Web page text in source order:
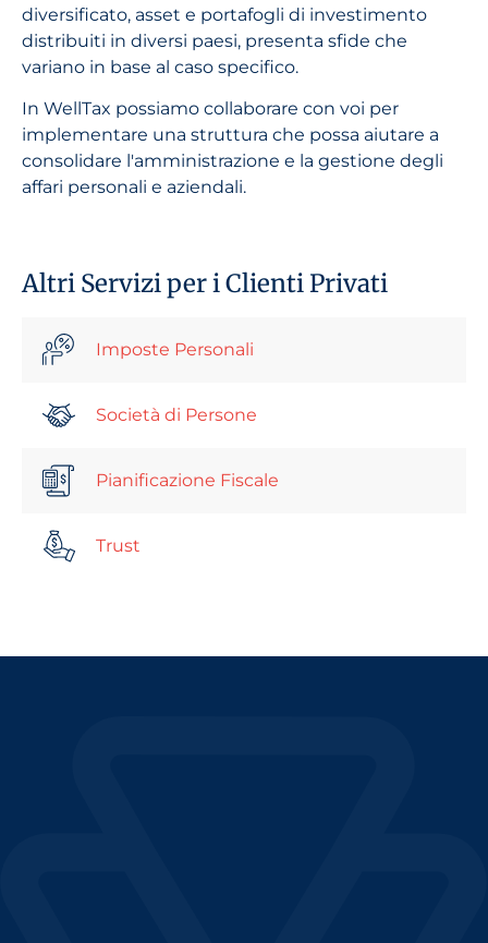
diversificato, asset e portafogli di investimento
distribuiti in diversi paesi, presenta sfide che
variano in base al caso specifico.
In WellTax possiamo collaborare con voi per
implementare una struttura che possa aiutare a
consolidare l'amministrazione e la gestione degli
affari personali e aziendali.
Altri Servizi per i Clienti Privati
Imposte Personali
Società di Persone
Pianificazione Fiscale
Trust